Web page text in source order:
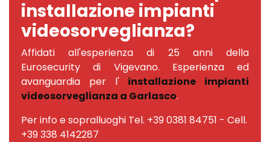
installazione impianti
videosorveglianza?
Affidati all'esperienza di 25 anni della
Eurosecurity di Vigevano. Esperienza ed
avanguardia per l' installazione impianti
videosorveglianza a Garlasco.
Per info e sopralluoghi Tel. +39 0381 84751 - Cell.
+39 338 4142287